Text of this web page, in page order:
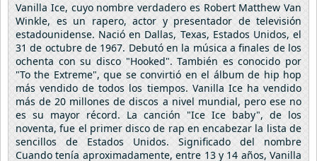
Vanilla Ice, cuyo nombre verdadero es Robert Matthew Van
Winkle, es un rapero, actor y presentador de televisión
estadounidense. Nació en Dallas, Texas, Estados Unidos, el
31 de octubre de 1967. Debutó en la música a finales de los
ochenta con su disco "Hooked". También es conocido por
"To the Extreme", que se convirtió en el álbum de hip hop
más vendido de todos los tiempos. Vanilla Ice ha vendido
más de 20 millones de discos a nivel mundial, pero ese no
es su mayor récord. La canción "Ice Ice baby", de los
noventa, fue el primer disco de rap en encabezar la lista de
sencillos de Estados Unidos. Significado del nombre
Cuando tenía aproximadamente, entre 13 y 14 años, Vanilla